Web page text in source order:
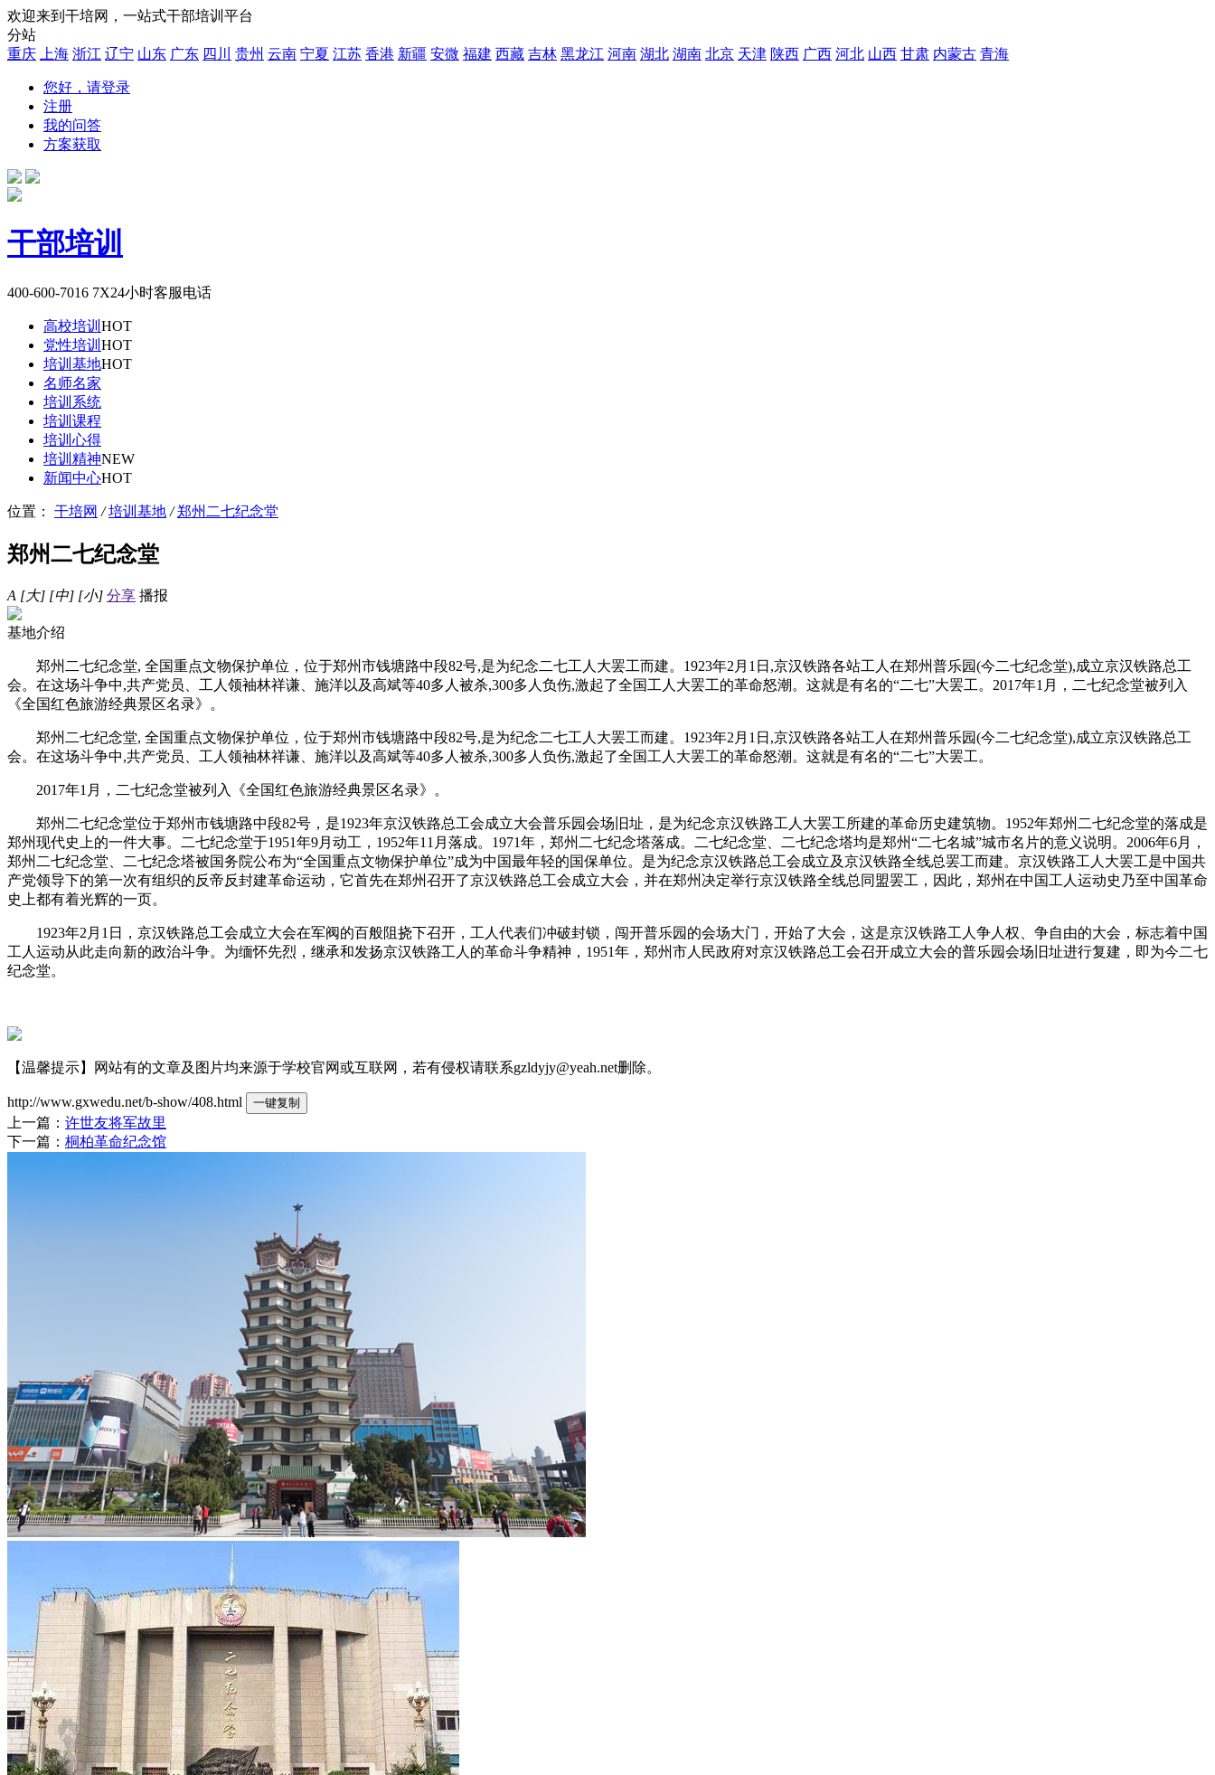
欢迎来到干培网，一站式干部培训平台
分站
重庆
上海 浙江 辽宁 山东 广东 四川 贵州 云南 宁夏 江苏 香港 新疆 安微 福建 西藏 吉林 黑龙江 河南 湖北 湖南 北京 天津 陕西 广西 河北 山西 甘肃 内蒙古 青海
您好，请登录
注册
我的问答
方案获取
干部培训
400-600-7016 7X24小时客服电话
高校培训 HOT
党性培训 HOT
培训基地HOT
名师名家
培训系统
培训课程
培训心得
培训精神NEW
新闻中心HOT
位置： 干培网 / 培训基地 / 郑州二七纪念堂
郑州二七纪念堂
A [大] [中] [小] 分享 播报
基地介绍
郑州二七纪念堂, 全国重点文物保护单位，位于郑州市钱塘路中段82号,是为纪念二七工人大罢工而建。1923年2月1日,京汉铁路各站工人在郑州普乐园(今二七纪念堂),成立京汉铁路总工
会。在这场斗争中,共产党员、工人领袖林祥谦、施洋以及高斌等40多人被杀,300多人负伤,激起了全国工人大罢工的革命怒潮。这就是有名的“二七”大罢工。2017年1月，二七纪念堂被列入
《全国红色旅游经典景区名录》。
郑州二七纪念堂, 全国重点文物保护单位，位于郑州市钱塘路中段82号,是为纪念二七工人大罢工而建。1923年2月1日,京汉铁路各站工人在郑州普乐园(今二七纪念堂),成立京汉铁路总工
会。在这场斗争中,共产党员、工人领袖林祥谦、施洋以及高斌等40多人被杀,300多人负伤,激起了全国工人大罢工的革命怒潮。这就是有名的“二七”大罢工。
2017年1月，二七纪念堂被列入《全国红色旅游经典景区名录》。
郑州二七纪念堂位于郑州市钱塘路中段82号，是1923年京汉铁路总工会成立大会普乐园会场旧址，是为纪念京汉铁路工人大罢工所建的革命历史建筑物。1952年郑州二七纪念堂的落成是
郑州现代史上的一件大事。二七纪念堂于1951年9月动工，1952年11月落成。1971年，郑州二七纪念塔落成。二七纪念堂、二七纪念塔均是郑州“二七名城”城市名片的意义说明。2006年6月，
郑州二七纪念堂、二七纪念塔被国务院公布为“全国重点文物保护单位”成为中国最年轻的国保单位。是为纪念京汉铁路总工会成立及京汉铁路全线总罢工而建。京汉铁路工人大罢工是中国共
产党领导下的第一次有组织的反帝反封建革命运动，它首先在郑州召开了京汉铁路总工会成立大会，并在郑州决定举行京汉铁路全线总同盟罢工，因此，郑州在中国工人运动史乃至中国革命
史上都有着光辉的一页。
1923年2月1日，京汉铁路总工会成立大会在军阀的百般阻挠下召开，工人代表们冲破封锁，闯开普乐园的会场大门，开始了大会，这是京汉铁路工人争人权、争自由的大会，标志着中国
工人运动从此走向新的政治斗争。为缅怀先烈，继承和发扬京汉铁路工人的革命斗争精神，1951年，郑州市人民政府对京汉铁路总工会召开成立大会的普乐园会场旧址进行复建，即为今二七
纪念堂。
【温馨提示】网站有的文章及图片均来源于学校官网或互联网，若有侵权请联系gzldyjy@yeah.net删除。
http://www.gxwedu.net/b-show/408.html 一键复制
上一篇： 许世友将军故里
下一篇： 桐柏革命纪念馆